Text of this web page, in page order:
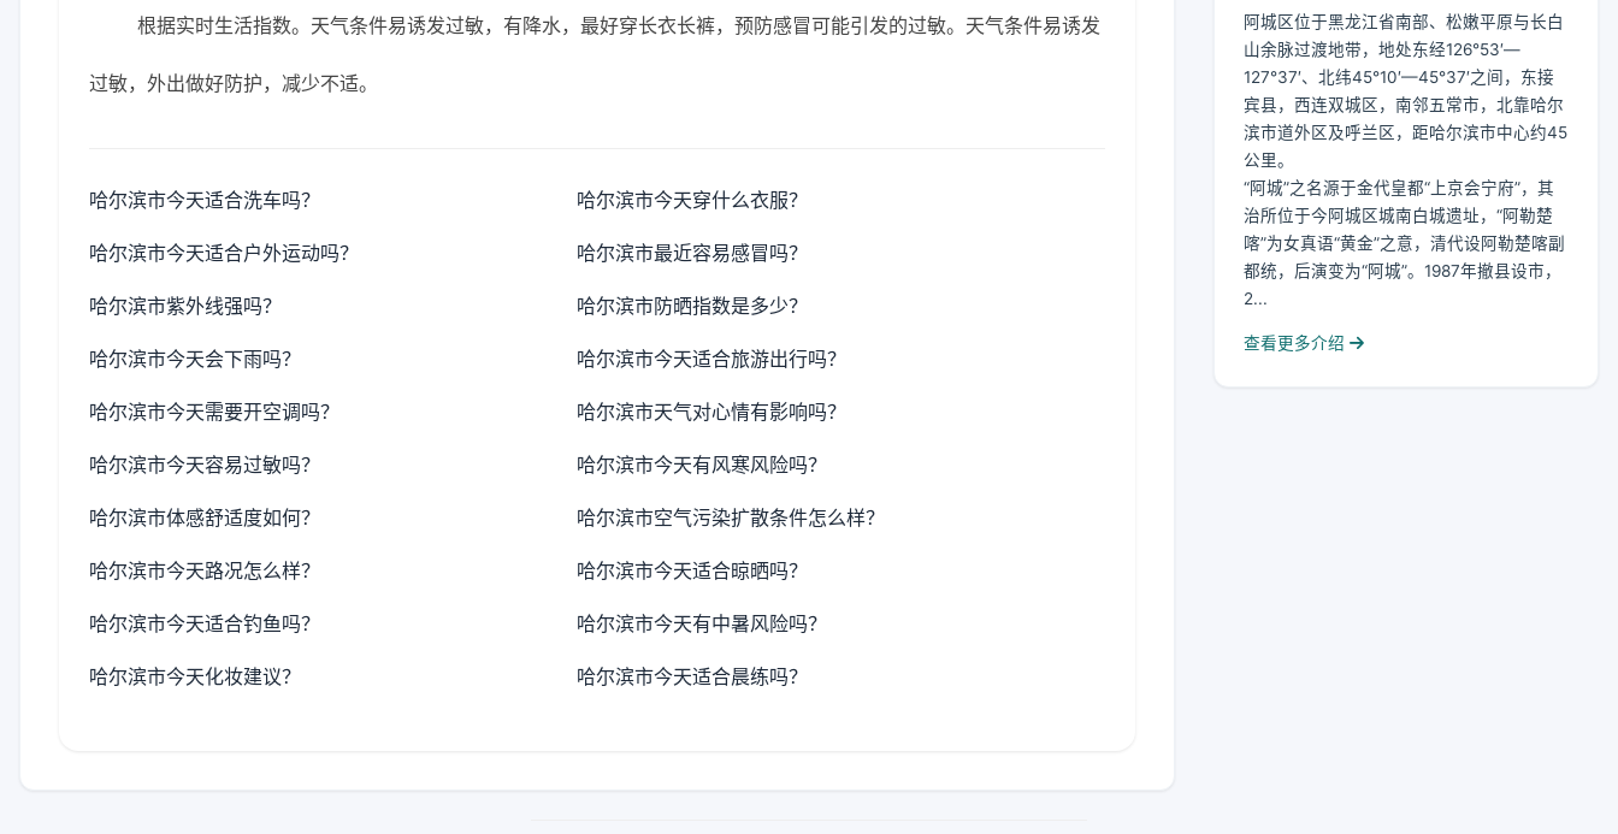
根据实时生活指数。天气条件易诱发过敏，有降水，最好穿长衣长裤，预防感冒可能引发的过敏。天气条件易诱发
过敏，外出做好防护，减少不适。
哈尔滨市今天适合洗车吗？ 哈尔滨市今天穿什么衣服？
哈尔滨市今天适合户外运动吗？ 哈尔滨市最近容易感冒吗？
哈尔滨市紫外线强吗？ 哈尔滨市防晒指数是多少？
哈尔滨市今天会下雨吗？ 哈尔滨市今天适合旅游出行吗？
哈尔滨市今天需要开空调吗？ 哈尔滨市天气对心情有影响吗？
哈尔滨市今天容易过敏吗？ 哈尔滨市今天有风寒风险吗？
哈尔滨市体感舒适度如何？ 哈尔滨市空气污染扩散条件怎么样？
哈尔滨市今天路况怎么样？ 哈尔滨市今天适合晾晒吗？
哈尔滨市今天适合钓鱼吗？ 哈尔滨市今天有中暑风险吗？
哈尔滨市今天化妆建议？ 哈尔滨市今天适合晨练吗？
阿城区位于黑龙江省南部、松嫩平原与长白
山余脉过渡地带，地处东经126°53′—
127°37′、北纬45°10′—45°37′之间，东接
宾县，西连双城区，南邻五常市，北靠哈尔
滨市道外区及呼兰区，距哈尔滨市中心约45
公里。
“阿城”之名源于金代皇都“上京会宁府”，其
治所位于今阿城区城南白城遗址，“阿勒楚
喀”为女真语“黄金”之意，清代设阿勒楚喀副
都统，后演变为“阿城”。1987年撤县设市，
2...
查看更多介绍